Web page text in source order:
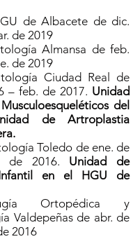
de Albacete de dic.
de 2019
Almansa de feb.
de 2019
Ciudad Real de
– feb. de 2017. Unidad
del
de Artroplastia
Toledo de ene. de
de 2016. Unidad de
en el HGU de
Ortopédica y
Valdepeñas de abr. de
2016